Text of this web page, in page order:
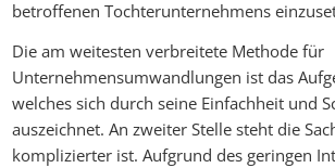
betroffenen Tochterunternehmens
Die am weitesten verbreitete Methode für
Unternehmensumwandlungen ist das
welches sich durch seine Einfachheit und
auszeichnet. An zweiter Stelle steht die
komplizierter ist. Aufgrund des geringen